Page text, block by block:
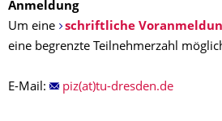
Anmeldung
Um eine
schriftliche
eine begrenzte Teilnehmerzahl
E-Mail: piz(at)tu-dresden.de